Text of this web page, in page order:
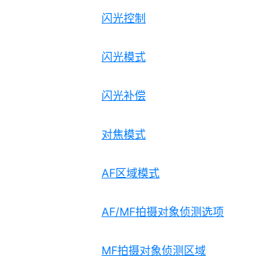
闪光控制
闪光模式
闪光补偿
对焦模式
AF区域模式
AF/MF拍摄对象侦测选项
MF拍摄对象侦测区域